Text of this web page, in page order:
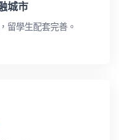
城市
留學生配套完善。